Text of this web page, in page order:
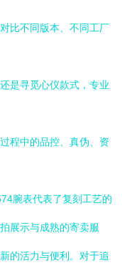
比不同版本、不同工厂
是寻觅心仪款式，专业
程中的品控、真伪、资
腕表代表了复刻工艺的
展示与成熟的寄卖服
的活力与便利。对于追